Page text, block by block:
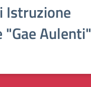
"Gae Aulenti"